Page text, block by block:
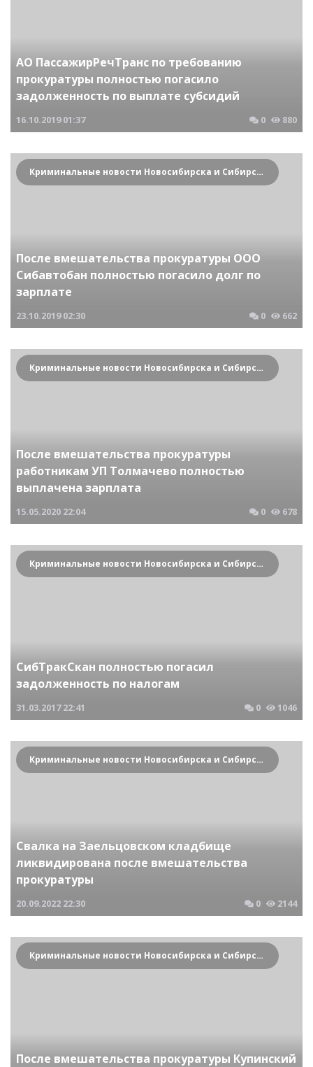
АО ПассажирРечТранс по требованию
прокуратуры полностью погасило
задолженность по выплате субсидий
16.10.2019 01:37 0 880
Криминальные новости Новосибирска и Сибирского региона
После вмешательства прокуратуры ООО
Сибавтобан полностью погасило долг по
зарплате
23.10.2019 02:30 0 662
Криминальные новости Новосибирска и Сибирского региона
После вмешательства прокуратуры
работникам УП Толмачево полностью
выплачена зарплата
15.05.2020 22:04 0 678
Криминальные новости Новосибирска и Сибирского региона
СибТракСкан полностью погасил
задолженность по налогам
31.03.2017 22:41 0 1046
Криминальные новости Новосибирска и Сибирского региона
Свалка на Заельцовском кладбище
ликвидирована после вмешательства
прокуратуры
20.09.2022 22:30 0 2144
Криминальные новости Новосибирска и Сибирского региона
После вмешательства прокуратуры Купинский